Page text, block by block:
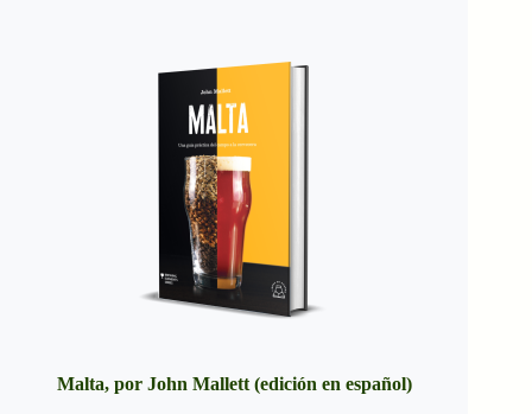
Malta, por John Mallett (edición en español)